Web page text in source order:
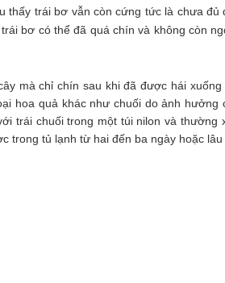
trái bơ vẫn còn cứng tức là chưa đủ
bơ có thể đã quá chín và không còn
mà chỉ chín sau khi đã được hái
hoa quả khác như chuối do ảnh hưởng
trái chuối trong một túi nilon và thường
trong tủ lạnh từ hai đến ba ngày hoặc lâu